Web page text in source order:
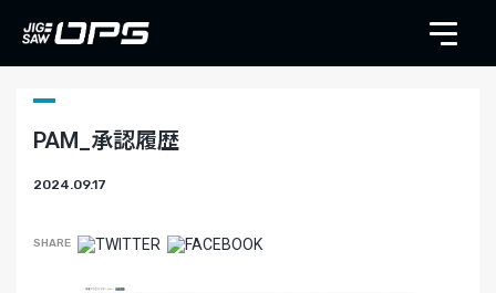
PAM_承認履歴
2024.09.17
SHARE